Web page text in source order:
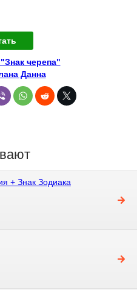
черепа"
Данна
+ Знак Зодиака